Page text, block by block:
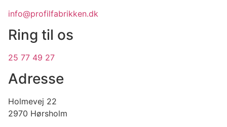
info@profilfabrikken.dk
Ring til os
25 77 49 27
Adresse
Holmevej 22
2970 Hørsholm